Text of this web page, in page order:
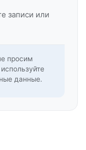
записи или
просим
данные.